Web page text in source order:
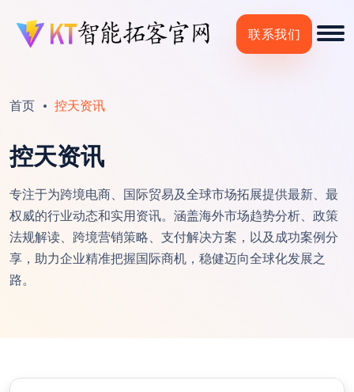
联系我们
首页 控天资讯
控天资讯
专注于为跨境电商、国际贸易及全球市场拓展提供最新、最
权威的行业动态和实用资讯。涵盖海外市场趋势分析、政策
法规解读、跨境营销策略、支付解决方案，以及成功案例分
享，助力企业精准把握国际商机，稳健迈向全球化发展之
路。